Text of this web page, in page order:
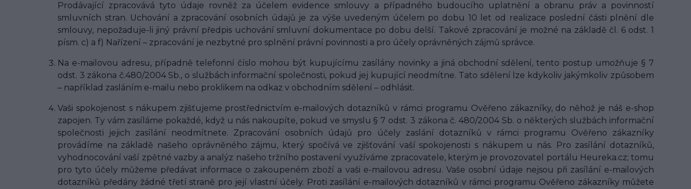
Prodávající zpracovává tyto údaje rovněž za účelem evidence smlouvy a případného budoucího uplatnění a obranu práv a povinností
smluvních stran. Uchování a zpracování osobních údajů je za výše uvedeným účelem po dobu 10 let od realizace poslední části plnění dle
smlouvy, nepožaduje-li jiný právní předpis uchování smluvní dokumentace po dobu delší. Takové zpracování je možné na základě čl. 6 odst. 1
písm. c) a f) Nařízení – zpracování je nezbytné pro splnění právní povinnosti a pro účely oprávněných zájmů správce.
Na e-mailovou adresu, případně telefonní číslo mohou být kupujícímu zasílány novinky a jiná obchodní sdělení, tento postup umožňuje § 7
odst. 3 zákona č.480/2004 Sb., o službách informační společnosti, pokud jej kupující neodmítne. Tato sdělení lze kdykoliv jakýmkoliv způsobem
– například zasláním e-mailu nebo proklikem na odkaz v obchodním sdělení – odhlásit.
Vaši spokojenost s nákupem zjišťujeme prostřednictvím e-mailových dotazníků v rámci programu Ověřeno zákazníky, do něhož je náš e-shop
zapojen. Ty vám zasíláme pokaždé, když u nás nakoupíte, pokud ve smyslu § 7 odst. 3 zákona č. 480/2004 Sb. o některých službách informační
společnosti jejich zasílání neodmítnete. Zpracování osobních údajů pro účely zaslání dotazníků v rámci programu Ověřeno zákazníky
provádíme na základě našeho oprávněného zájmu, který spočívá ve zjišťování vaší spokojenosti s nákupem u nás. Pro zasílání dotazníků,
vyhodnocování vaší zpětné vazby a analýz našeho tržního postavení využíváme zpracovatele, kterým je provozovatel portálu Heureka.cz; tomu
pro tyto účely můžeme předávat informace o zakoupeném zboží a vaši e-mailovou adresu. Vaše osobní údaje nejsou při zasílání e-mailových
dotazníků předány žádné třetí straně pro její vlastní účely. Proti zasílání e-mailových dotazníků v rámci programu Ověřeno zákazníky můžete